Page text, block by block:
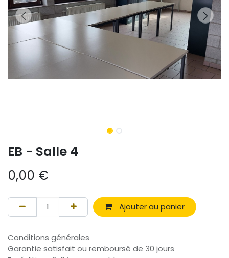
EB - Salle 4
0,00 €
Ajouter au panier
Conditions générales
Garantie satisfait ou remboursé de 30 jours